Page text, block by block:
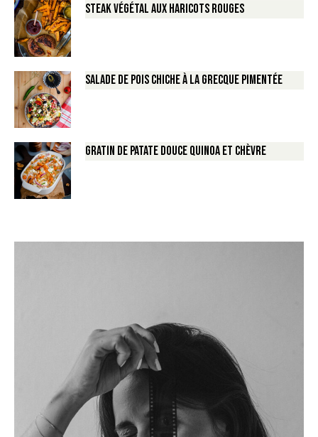
Steak végétal aux haricots rouges
Salade de Pois chiche à la Grecque pimentée
Gratin de Patate douce Quinoa et Chèvre